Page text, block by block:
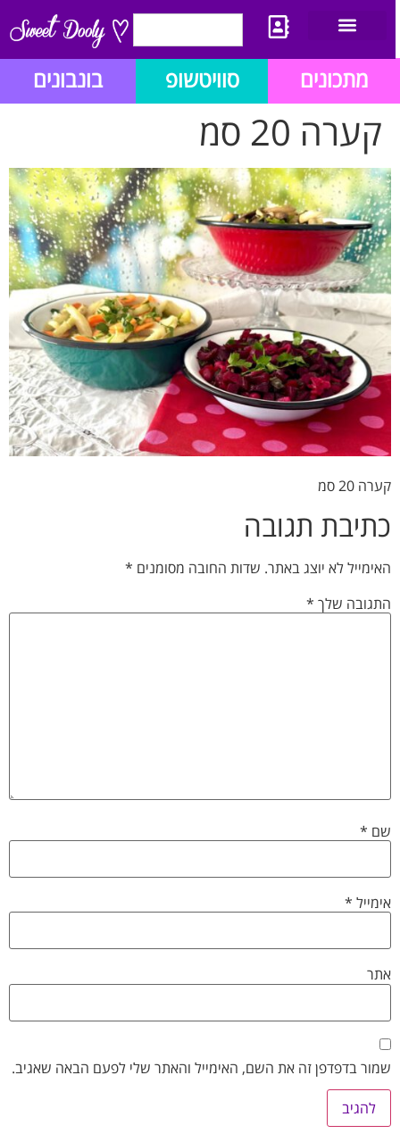
מתכונים סוויטשופ בונבונים
קערה 20 סמ
קערה 20 סמ
כתיבת תגובה
האימייל לא יוצג באתר. שדות החובה מסומנים *
התגובה שלך*
שם *
אימייל*
אתר
שמור בדפדפן זה את השם, האימייל והאתר שלי לפעם הבאה שאגיב.